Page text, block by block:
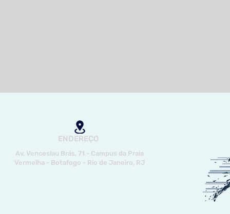
ENDEREÇO
Av. Venceslau Brás, 71 - Campus da Praia
Vermelha - Botafogo - Rio de Janeiro, RJ